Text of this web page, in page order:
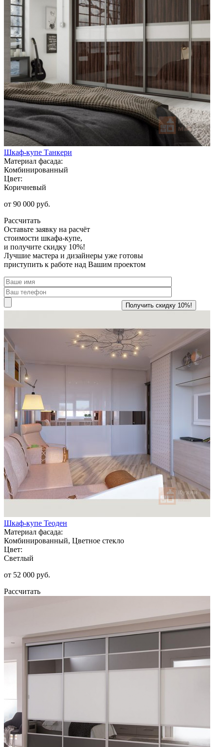
Шкаф-купе Танкери
Материал фасада:
Комбинированный
Цвет:
Коричневый
от 90 000 руб.
Рассчитать
Оставьте заявку на расчёт
стоимости шкафа-купе,
и получите скидку 10%!
Лучшие мастера и дизайнеры уже готовы
приступить к работе над Вашим проектом
Шкаф-купе Теоден
Материал фасада:
Комбинированный, Цветное стекло
Цвет:
Светлый
от 52 000 руб.
Рассчитать